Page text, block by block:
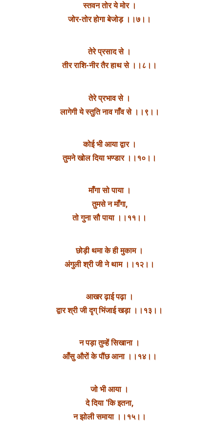
स्तवन तोर ये मोर ।
जोर-तोर होगा बेजोड़ ।।७।।
तेरे प्रसाद से ।
तीर राशि-नीर तैर हाथ से ।।८।।
तेरे प्रभाव से ।
लागेगी ये स्तुति नाव गाँव से ।।९।।
कोई भी आया द्वार ।
तुमने खोल दिया भण्डार ।।१०।।
माँगा सो पाया ।
तुमसे न माँगा,
तो गुना सौ पाया ।।११।।
छोड़ी थमा के ही मुकाम ।
अंगुली श्री जी ने थाम ।।१२।।
आखर ढ़ाई पढ़ा ।
द्वार श्री जी दृग् भिंजाई खड़ा ।।१३।।
न पड़ा तुम्हें सिखाना ।
आँसु औरों के पौंछ आना ।।१४।।
जो भी आया ।
दे दिया ‘कि इतना,
न झोली समाया ।।१५।।